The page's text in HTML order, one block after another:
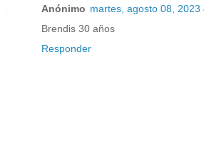
Anónimo martes, agosto 08, 2023
Brendis 30 años
Responder